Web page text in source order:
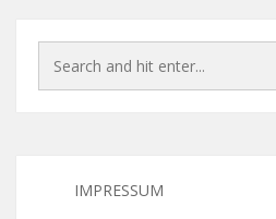
IMPRESSUM